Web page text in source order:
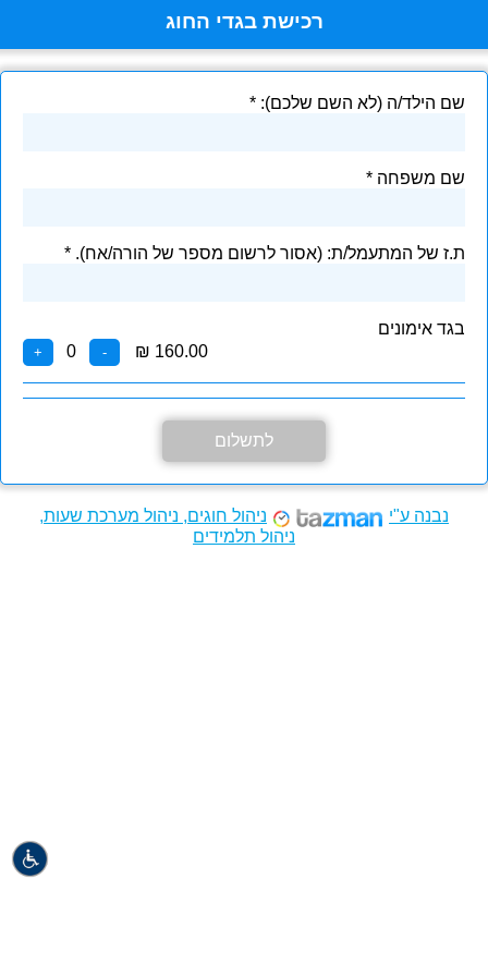
רכישת בגדי החוג
שם הילד/ה (לא השם שלכם):
שם משפחה
ת.ז של המתעמל/ת: (אסור לרשום מספר של הורה/אח).
בגד אימונים
+ 0 - ₪ 160.00
לתשלום
נבנה ע"י
ניהול חוגים, ניהול מערכת שעות,
ניהול תלמידים